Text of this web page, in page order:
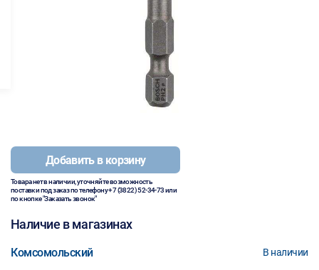
Добавить в корзину
Товара нет в наличии, уточняйте возможность
поставки под заказ по телефону+7 (3822) 52-34-73или
по кнопке "Заказать звонок"
Наличие в магазинах
Комсомольский В наличии